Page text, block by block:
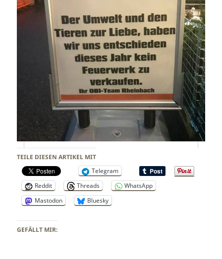
TEILE DIESEN ARTIKEL MIT
Telegram
Reddit
Threads
WhatsApp
Mastodon
Bluesky
GEFÄLLT MIR: